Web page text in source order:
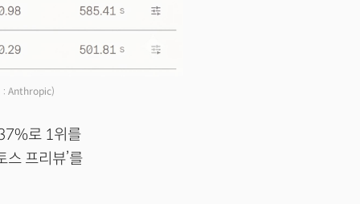
: Anthropic)
로 1위를
스 프리뷰’를